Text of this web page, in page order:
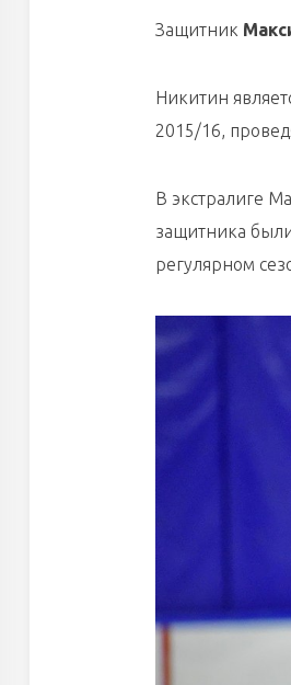
Защитник
Никитин
2015/16,
В экстралиге
защитника
регулярном